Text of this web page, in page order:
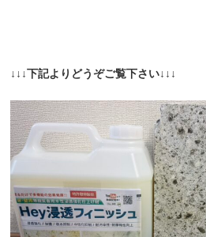
↓↓↓下記よりどうぞご覧下さい↓↓↓